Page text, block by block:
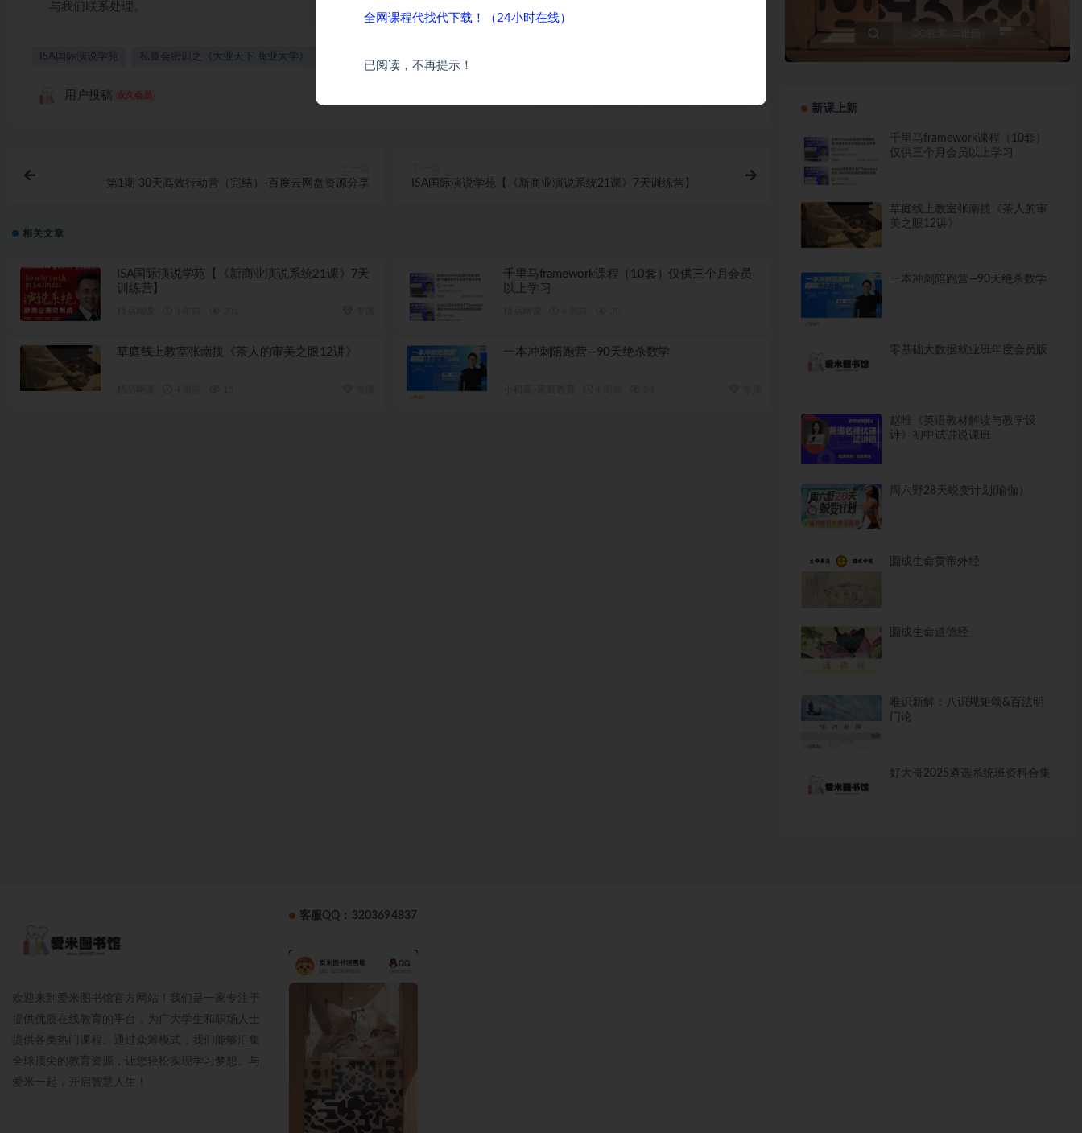
与我们联系处理。
ISA国际演说学苑 私董会密训之《大业天下 商业大学》
用户投稿 永久会员
第1期 30天高效行动营（完结）-百度云网盘资源分享 ISA国际演说学苑【《新商业演说系统21课》7天训练营】
相关文章
ISA国际演说学苑【《新商业演说系统21课》7天
训练营】
千里马framework课程（10套）仅供三个月会员
以上学习
草庭线上教室张南揽《茶人的审美之眼12讲》 一本冲刺陪跑营—90天绝杀数学
新课上新
千里马framework课程（10套）
仅供三个月会员以上学习
草庭线上教室张南揽《茶人的审
美之眼12讲》
一本冲刺陪跑营—90天绝杀数学
零基础大数据就业班年度会员版
赵唯《英语教材解读与教学设
计》初中试讲说课班
周六野28天蜕变计划(瑜伽）
圆成生命黄帝外经
圆成生命道德经
唯识新解：八识规矩颂&百法明
门论
好大哥2025遴选系统班资料合集
欢迎来到爱米图书馆官方网站！我们是一家专注于
提供优质在线教育的平台，为广大学生和职场人士
提供各类热门课程。通过众筹模式，我们能够汇集
全球顶尖的教育资源，让您轻松实现学习梦想。与
爱米一起，开启智慧人生！
客服QQ：3203694837
全网课程代找代下载！（24小时在线）
已阅读，不再提示！